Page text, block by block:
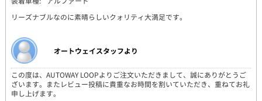
リーズナブルなのに素晴らしいクォリティ大満足です。
オートウェイスタッフより
この度は、AUTOWAY LOOPよりご注文いただきまして、誠にありがとうご
ざいます。またレビュー投稿に貴重なお時間を割いていただき、重ねてお礼
申し上げます。